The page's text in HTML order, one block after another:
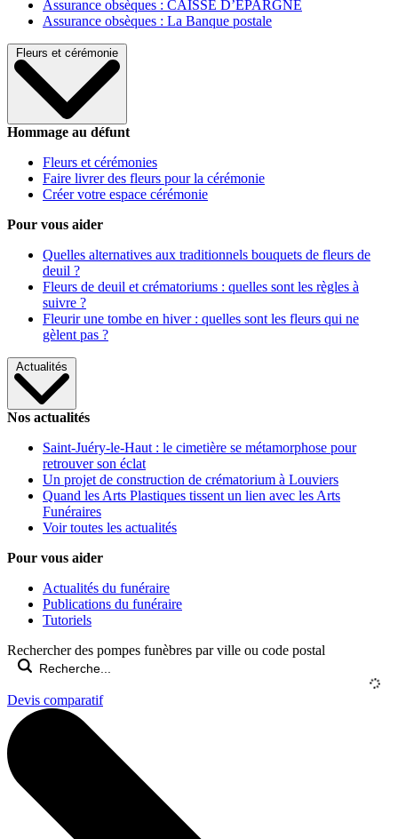
Assurance obsèques : CAISSE D’EPARGNE
Assurance obsèques : La Banque postale
Fleurs et cérémonie
Hommage au défunt
Fleurs et cérémonies
Faire livrer des fleurs pour la cérémonie
Créer votre espace cérémonie
Pour vous aider
Quelles alternatives aux traditionnels bouquets de fleurs de
deuil ?
Fleurs de deuil et crématoriums : quelles sont les règles à
suivre ?
Fleurir une tombe en hiver : quelles sont les fleurs qui ne
gèlent pas ?
Actualités
Nos actualités
Saint-Juéry-le-Haut : le cimetière se métamorphose pour
retrouver son éclat
Un projet de construction de crématorium à Louviers
Quand les Arts Plastiques tissent un lien avec les Arts
Funéraires
Voir toutes les actualités
Pour vous aider
Actualités du funéraire
Publications du funéraire
Tutoriels
Rechercher des pompes funèbres par ville ou code postal
Devis comparatif